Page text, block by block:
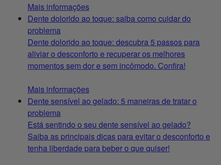
Mais informações
Dente dolorido ao toque: saiba como cuidar do
problema
Dente dolorido ao toque: descubra 5 passos para
aliviar o desconforto e recuperar os melhores
momentos sem dor e sem incômodo. Confira!
Mais informações
Dente sensível ao gelado: 5 maneiras de tratar o
problema
Está sentindo o seu dente sensível ao gelado?
Saiba as principais dicas para evitar o desconforto e
tenha liberdade para beber o que quiser!